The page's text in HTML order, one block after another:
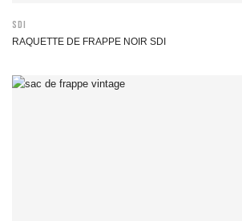
SDI
RAQUETTE DE FRAPPE NOIR SDI